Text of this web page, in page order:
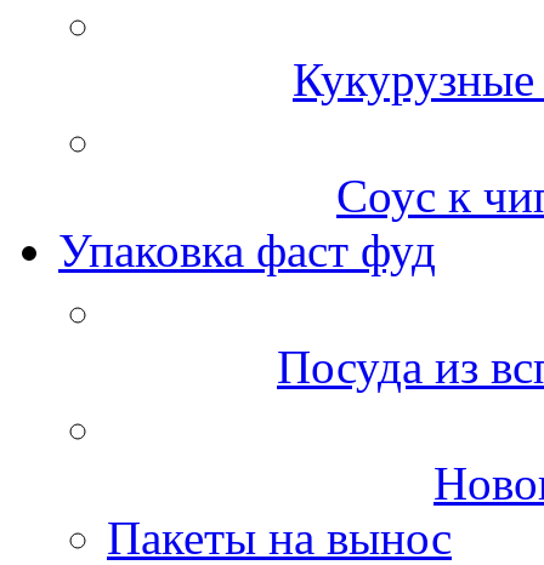
Соус к
Упаковка фаст фуд
Посуда из
Пакеты на вынос